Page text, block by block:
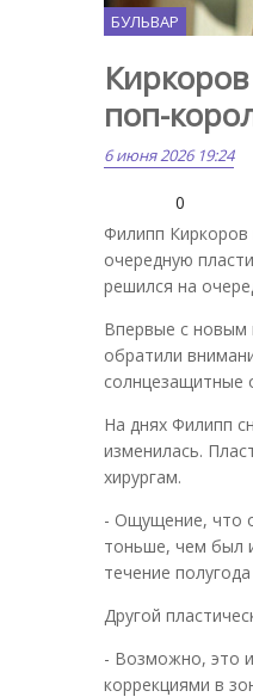
БУЛЬВАР
поп-
6 июня 2026 19:24
0
Филипп Киркоров
очередную
решился на
Впервые с новым
обратили
солнцезащитные
На днях Филипп
изменилась.
хирургам.
- Ощущение, что
тоньше, чем был
течение
Другой
- Возможно, это
коррекциями в